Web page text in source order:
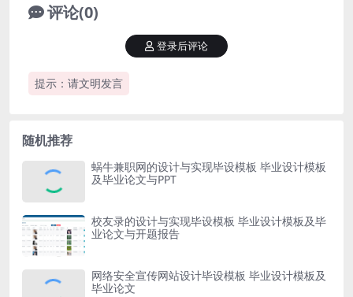
评论(0)
提示：请文明发言
登录后评论
随机推荐
蜗牛兼职网的设计与实现毕设模板 毕业设计模板
及毕业论文与PPT
校友录的设计与实现毕设模板 毕业设计模板及毕
业论文与开题报告
网络安全宣传网站设计毕设模板 毕业设计模板及
毕业论文